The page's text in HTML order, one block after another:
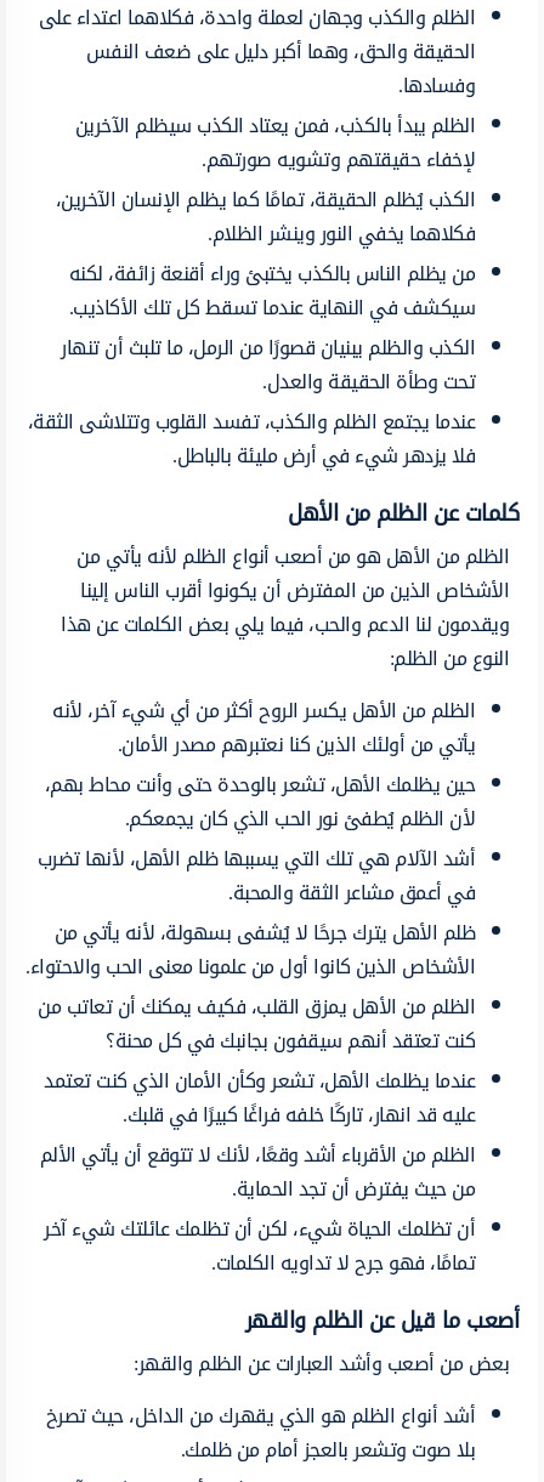
الظلم والكذب وجهان لعملة واحدة، فكلاهما اعتداء على
الحقيقة والحق، وهما أكبر دليل على ضعف النفس
وفسادها.
الظلم يبدأ بالكذب، فمن يعتاد الكذب سيظلم الآخرين
لإخفاء حقيقتهم وتشويه صورتهم.
الكذب يُظلم الحقيقة، تمامًا كما يظلم الإنسان الآخرين،
فكلاهما يخفي النور وينشر الظلام.
من يظلم الناس بالكذب يختبئ وراء أقنعة زائفة، لكنه
سيكشف في النهاية عندما تسقط كل تلك الأكاذيب.
الكذب والظلم يبنيان قصورًا من الرمل، ما تلبث أن تنهار
تحت وطأة الحقيقة والعدل.
عندما يجتمع الظلم والكذب، تفسد القلوب وتتلاشى الثقة،
فلا يزدهر شيء في أرض مليئة بالباطل.
كلمات عن الظلم من الأهل
الظلم من الأهل هو من أصعب أنواع الظلم لأنه يأتي من
الأشخاص الذين من المفترض أن يكونوا أقرب الناس إلينا
ويقدمون لنا الدعم والحب، فيما يلي بعض الكلمات عن هذا
النوع من الظلم:
الظلم من الأهل يكسر الروح أكثر من أي شيء آخر، لأنه
يأتي من أولئك الذين كنا نعتبرهم مصدر الأمان.
حين يظلمك الأهل، تشعر بالوحدة حتى وأنت محاط بهم،
لأن الظلم يُطفئ نور الحب الذي كان يجمعكم.
أشد الآلام هي تلك التي يسببها ظلم الأهل، لأنها تضرب
في أعمق مشاعر الثقة والمحبة.
ظلم الأهل يترك جرحًا لا يُشفى بسهولة، لأنه يأتي من
الأشخاص الذين كانوا أول من علمونا معنى الحب والاحتواء.
الظلم من الأهل يمزق القلب، فكيف يمكنك أن تعاتب من
كنت تعتقد أنهم سيقفون بجانبك في كل محنة؟
عندما يظلمك الأهل، تشعر وكأن الأمان الذي كنت تعتمد
عليه قد انهار، تاركًا خلفه فراغًا كبيرًا في قلبك.
الظلم من الأقرباء أشد وقعًا، لأنك لا تتوقع أن يأتي الألم
من حيث يفترض أن تجد الحماية.
أن تظلمك الحياة شيء، لكن أن تظلمك عائلتك شيء آخر
تمامًا، فهو جرح لا تداويه الكلمات.
أصعب ما قيل عن الظلم والقهر
بعض من أصعب وأشد العبارات عن الظلم والقهر:
أشد أنواع الظلم هو الذي يقهرك من الداخل، حيث تصرخ
بلا صوت وتشعر بالعجز أمام من ظلمك.